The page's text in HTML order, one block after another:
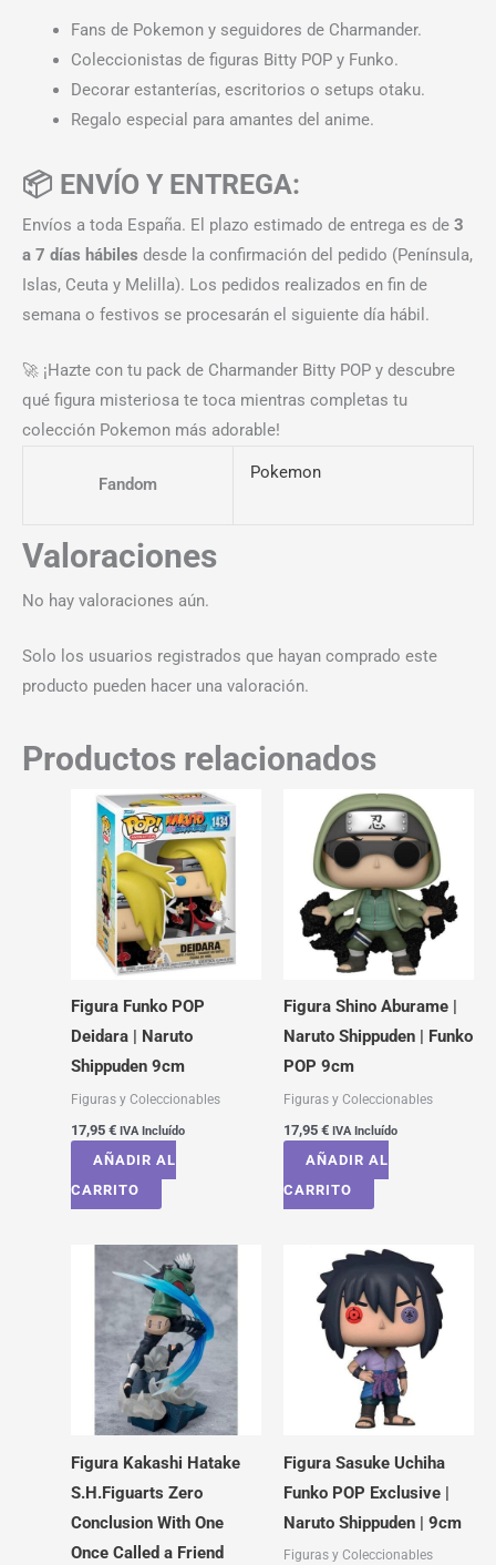
Fans de Pokemon y seguidores de Charmander.
Coleccionistas de figuras Bitty POP y Funko.
Decorar estanterías, escritorios o setups otaku.
Regalo especial para amantes del anime.
📦 ENVÍO Y ENTREGA:
Envíos a toda España. El plazo estimado de entrega es de 3
a 7 días hábiles desde la confirmación del pedido (Península,
Islas, Ceuta y Melilla). Los pedidos realizados en fin de
semana o festivos se procesarán el siguiente día hábil.
🚀 ¡Hazte con tu pack de Charmander Bitty POP y descubre
qué figura misteriosa te toca mientras completas tu
colección Pokemon más adorable!
Fandom
Pokemon
Valoraciones
No hay valoraciones aún.
Solo los usuarios registrados que hayan comprado este
producto pueden hacer una valoración.
Productos relacionados
Figura Funko POP
Deidara | Naruto
Shippuden 9cm
Figuras y Coleccionables
17,95 € IVA Incluído
AÑADIR AL
CARRITO
Figura Shino Aburame |
Naruto Shippuden | Funko
POP 9cm
Figuras y Coleccionables
17,95 € IVA Incluído
AÑADIR AL
CARRITO
Figura Kakashi Hatake
S.H.Figuarts Zero
Conclusion With One
Once Called a Friend
Figura Sasuke Uchiha
Funko POP Exclusive |
Naruto Shippuden | 9cm
Figuras y Coleccionables